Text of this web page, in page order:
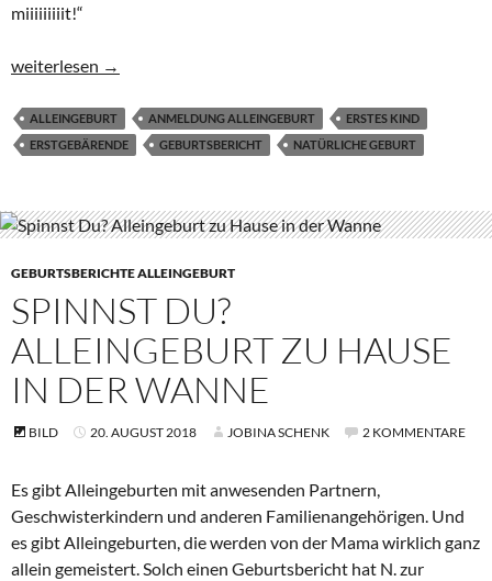
miiiiiiiiit!“
Wer hat denn ihre Tochter entbunden? „Äh, natürlich meine
weiterlesen →
ALLEINGEBURT ANMELDUNG ALLEINGEBURT
ERSTES KIND
ERSTGEBÄRENDE
GEBURTSBERICHT NATÜRLICHE GEBURT
GEBURTSBERICHTE ALLEINGEBURT
SPINNST DU?
ALLEINGEBURT ZU HAUSE
IN DER WANNE
BILD 20. AUGUST 2018 JOBINA SCHENK 2 KOMMENTARE
Es gibt Alleingeburten mit anwesenden Partnern,
Geschwisterkindern und anderen Familienangehörigen. Und
es gibt Alleingeburten, die werden von der Mama wirklich ganz
allein gemeistert. Solch einen Geburtsbericht hat N. zur